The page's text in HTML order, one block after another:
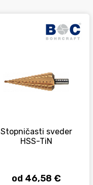
Stopničasti sveder
HSS-TiN
od 46,58 €